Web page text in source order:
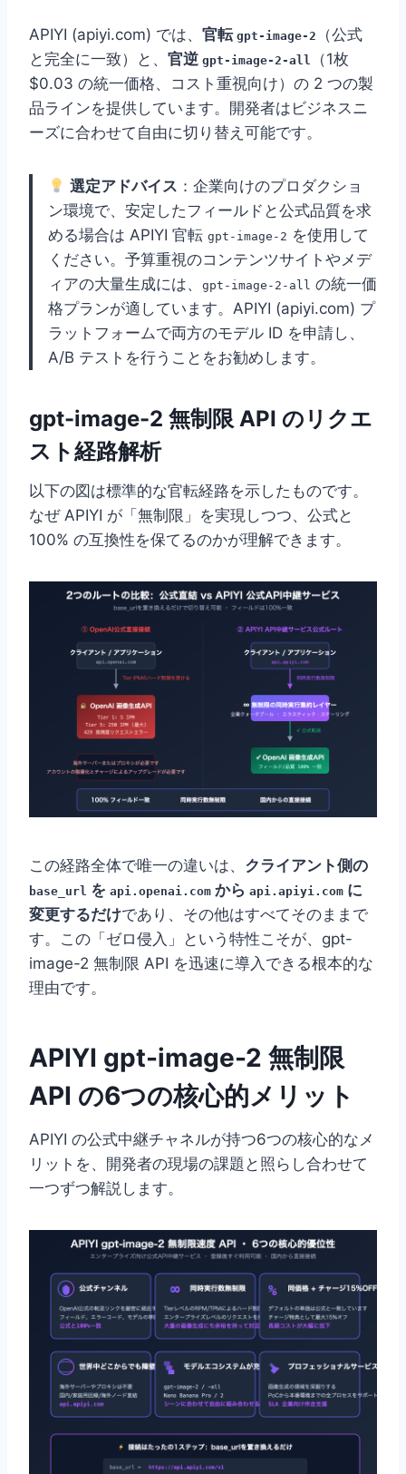
APIYI (apiyi.com) では、 官転 gpt-image-2
（公式
と完全に一致）と、 官逆 gpt-image-2-all
（1枚
$0.03 の統一価格、コスト重視向け）の 2 つの製
品ラインを提供しています。開発者はビジネスニ
ーズに合わせて自由に切り替え可能です。
選定アドバイス ：企業向けのプロダクショ
ン環境で、安定したフィールドと公式品質を求
める場合は APIYI 官転 gpt-image-2 を使用して
ください。予算重視のコンテンツサイトやメデ
ィアの大量生成には、
gpt-image-2-all の統一価
格プランが適しています。APIYI (apiyi.com) プ
ラットフォームで両方のモデル ID を申請し、
A/B テストを行うことをお勧めします。
gpt-image-2 無制限 API のリクエ
スト経路解析
以下の図は標準的な官転経路を示したものです。
なぜ APIYI が「無制限」を実現しつつ、公式と
100% の互換性を保てるのかが理解できます。
この経路全体で唯一の違いは、 クライアント側の
base_url を api.openai.com から api.apiyi.com に
変更するだけであり、その他はすべてそのままで
す。この「ゼロ侵入」という特性こそが、gpt-
image-2 無制限 API を迅速に導入できる根本的な
理由です。
APIYI gpt-image-2 無制限
API の6つの核心的メリット
APIYI の公式中継チャネルが持つ6つの核心的なメ
リットを、開発者の現場の課題と照らし合わせて
一つずつ解説します。